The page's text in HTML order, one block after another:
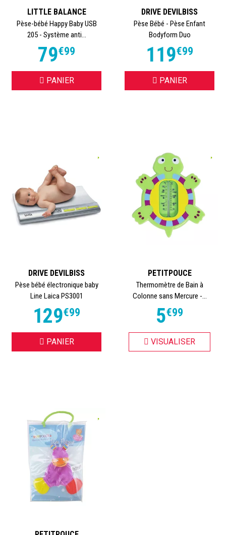
LITTLE BALANCE
Pèse-bébé Happy Baby USB
205 - Système anti...
79€99
PANIER
DRIVE DEVILBISS
Pèse Bébé - Pèse Enfant
Bodyform Duo
119€99
PANIER
DRIVE DEVILBISS
Pèse bébé électronique baby
Line Laica PS3001
129€99
PANIER
PETITPOUCE
Thermomètre de Bain à
Colonne sans Mercure -...
5€99
VISUALISER